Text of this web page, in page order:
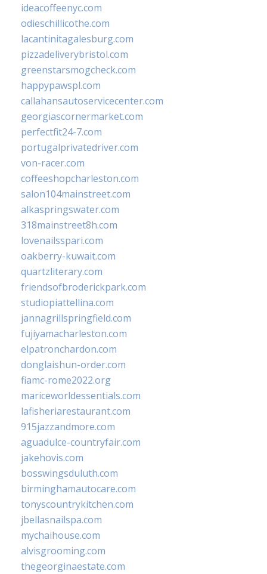
ideacoffeenyc.com
odieschillicothe.com
lacantinitagalesburg.com
pizzadeliverybristol.com
greenstarsmogcheck.com
happypawspl.com
callahansautoservicecenter.com
georgiascornermarket.com
perfectfit24-7.com
portugalprivatedriver.com
von-racer.com
coffeeshopcharleston.com
salon104mainstreet.com
alkaspringswater.com
318mainstreet8h.com
lovenailsspari.com
oakberry-kuwait.com
quartzliterary.com
friendsofbroderickpark.com
studiopiattellina.com
jannagrillspringfield.com
fujiyamacharleston.com
elpatronchardon.com
donglaishun-order.com
fiamc-rome2022.org
mariceworldessentials.com
lafisheriarestaurant.com
915jazzandmore.com
aguadulce-countryfair.com
jakehovis.com
bosswingsduluth.com
birminghamautocare.com
tonyscountrykitchen.com
jbellasnailspa.com
mychaihouse.com
alvisgrooming.com
thegeorginaestate.com